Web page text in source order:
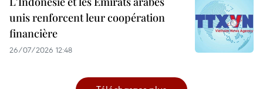
unis renforcent leur coopération
financière
26/07/2026 12:48